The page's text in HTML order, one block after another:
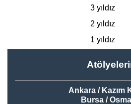
3 yıldız
2 yıldız
1 yıldız
Ankara / Kazım
Bursa /